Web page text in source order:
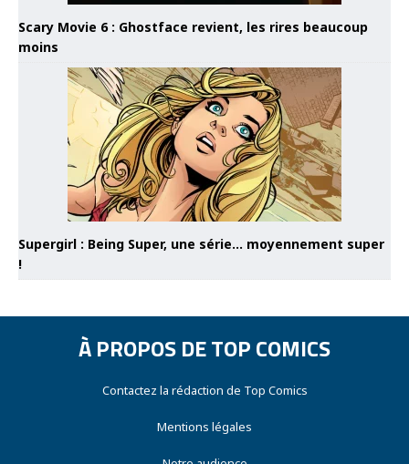
Scary Movie 6 : Ghostface revient, les rires beaucoup
moins
Supergirl : Being Super, une série… moyennement super
!
À PROPOS DE TOP COMICS
Contactez la rédaction de Top Comics
Mentions légales